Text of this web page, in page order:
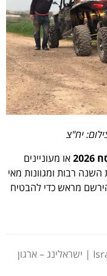
יח"צ
או מעוניינים
השנה רבות ומגוונות מאי
מראש כדי להבטיח
© 2026 Israeling News Organization | ישראלינג – ארגון